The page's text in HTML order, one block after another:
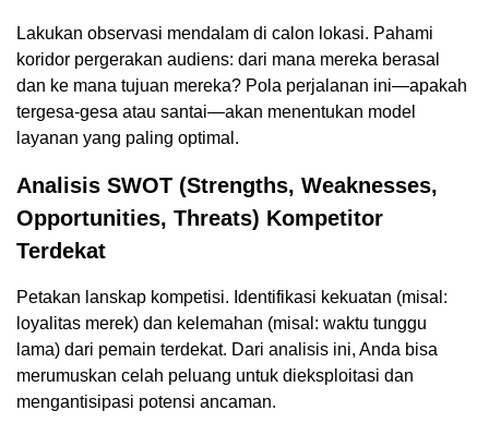
Lakukan observasi mendalam di calon lokasi. Pahami
koridor pergerakan audiens: dari mana mereka berasal
dan ke mana tujuan mereka? Pola perjalanan ini—apakah
tergesa-gesa atau santai—akan menentukan model
layanan yang paling optimal.
Analisis SWOT (Strengths, Weaknesses,
Opportunities, Threats) Kompetitor
Terdekat
Petakan lanskap kompetisi. Identifikasi kekuatan (misal:
loyalitas merek) dan kelemahan (misal: waktu tunggu
lama) dari pemain terdekat. Dari analisis ini, Anda bisa
merumuskan celah peluang untuk dieksploitasi dan
mengantisipasi potensi ancaman.